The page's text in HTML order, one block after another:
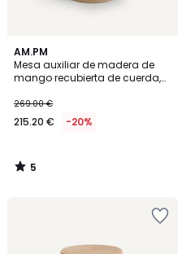
AM.PM
Mesa auxiliar de madera de
mango recubierta de cuerda,
269.00 €
215.20 € -20%
5
/
5
5
/